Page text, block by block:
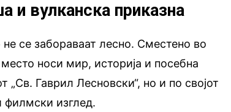
и вулканска приказна
се забораваат лесно. Сместено во
носи мир, историја и посебна
„Св. Гаврил Лесновски“, но и по својот
филмски изглед.